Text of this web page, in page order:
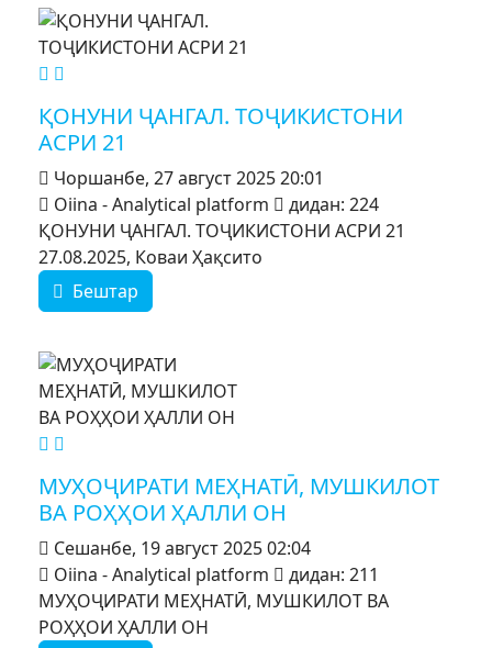
MOD_JTCS_VIEW_ARTICLE_LINK
ҚОНУНИ ҶАНГАЛ. ТОҶИКИСТОНИ
АСРИ 21
Чоршанбе, 27 август 2025 20:01
Oiina - Analytical platform
дидан: 224
ҚОНУНИ ҶАНГАЛ. ТОҶИКИСТОНИ АСРИ 21
27.08.2025, Коваи Ҳақсито
Бештар
MOD_JTCS_VIEW_ARTICLE_LINK
МУҲОҶИРАТИ МЕҲНАТӢ, МУШКИЛОТ
ВА РОҲҲОИ ҲАЛЛИ ОН
Сешанбе, 19 август 2025 02:04
Oiina - Analytical platform
дидан: 211
МУҲОҶИРАТИ МЕҲНАТӢ, МУШКИЛОТ ВА
РОҲҲОИ ҲАЛЛИ ОН